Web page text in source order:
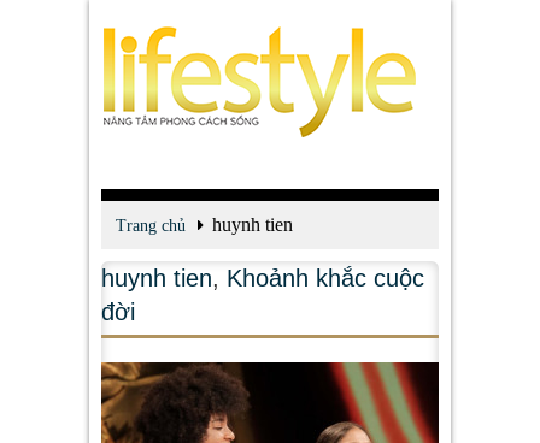
Trang chủ huynh tien
huynh tien, Khoảnh khắc cuộc
đời